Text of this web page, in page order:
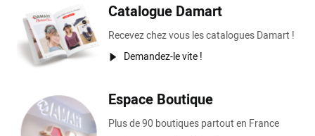
Catalogue Damart
Recevez chez vous les catalogues Damart !
Demandez-le vite !
Espace Boutique
Plus de 90 boutiques partout en France